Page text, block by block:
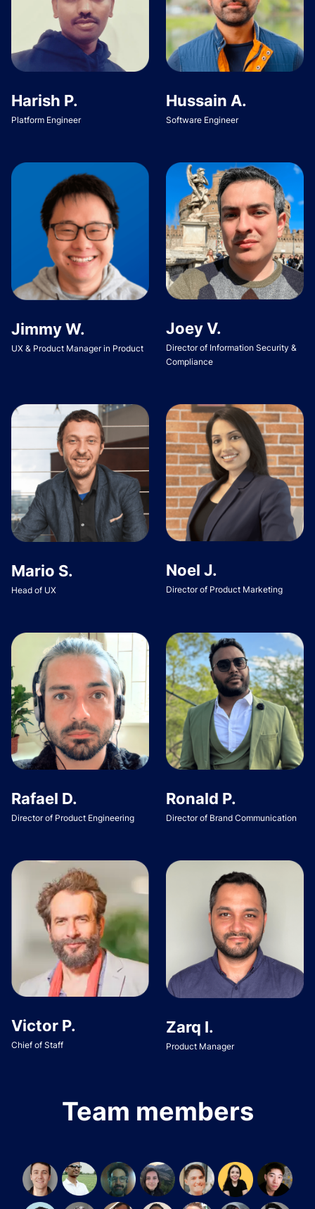
Harish P.
Platform Engineer
Hussain A.
Software Engineer
Jimmy W.
UX & Product Manager in Product
Joey V.
Director of Information Security &
Compliance
Mario S.
Head of UX
Noel J.
Director of Product Marketing
Rafael D.
Director of Product Engineering
Ronald P.
Director of Brand Communication
Victor P.
Chief of Staff
Zarq I.
Product Manager
Team members